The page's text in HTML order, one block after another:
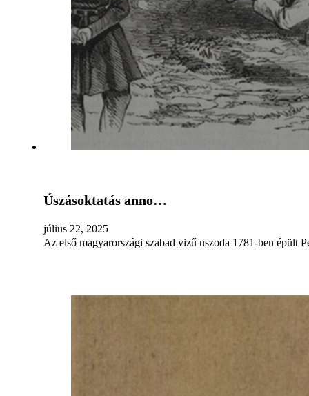
Úszásoktatás anno…
július 22, 2025
Az első magyarországi szabad vizű uszoda 1781-ben épült